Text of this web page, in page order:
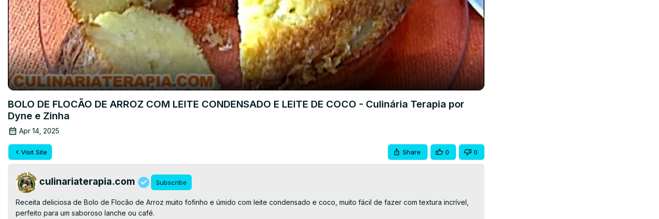
BOLO DE FLOCÃO DE ARROZ COM LEITE CONDENSADO E LEITE DE COCO - Culinária Terapia por
Dyne e Zinha
Apr 14, 2025
Visit Site Share 0 0
culinariaterapia.com Subscribe
Receita deliciosa de Bolo de Flocão de Arroz muito fofinho e úmido com leite condensado e coco, muito fácil de fazer com textura incrível,
perfeito para um saboroso lanche ou café.